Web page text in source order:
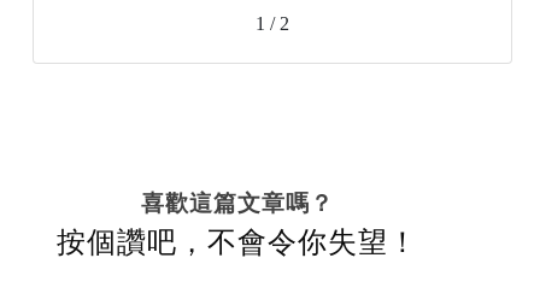
1 / 2
喜歡這篇文章嗎？
按個讚吧，不會令你失望！